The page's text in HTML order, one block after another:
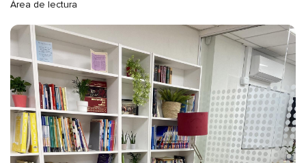
Área de lectura